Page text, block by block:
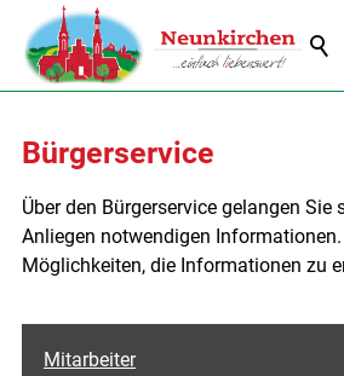
Bürgerservice
Über den Bürgerservice gelangen Sie
Anliegen notwendigen
Möglichkeiten, die Informationen zu
Mitarbeiter